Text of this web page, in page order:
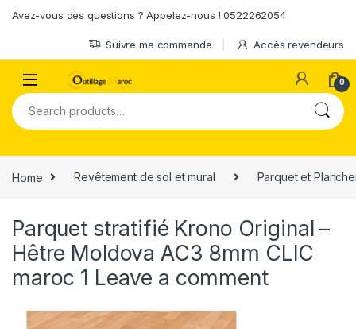
Avez-vous des questions ? Appelez-nous ! 0522262054
Suivre ma commande Accès revendeurs
0
Search for:
Home Revêtement de sol et mural Parquet et
Parquet stratifié Krono Original –
Hêtre Moldova AC3 8mm CLIC
maroc 1 Leave a comment